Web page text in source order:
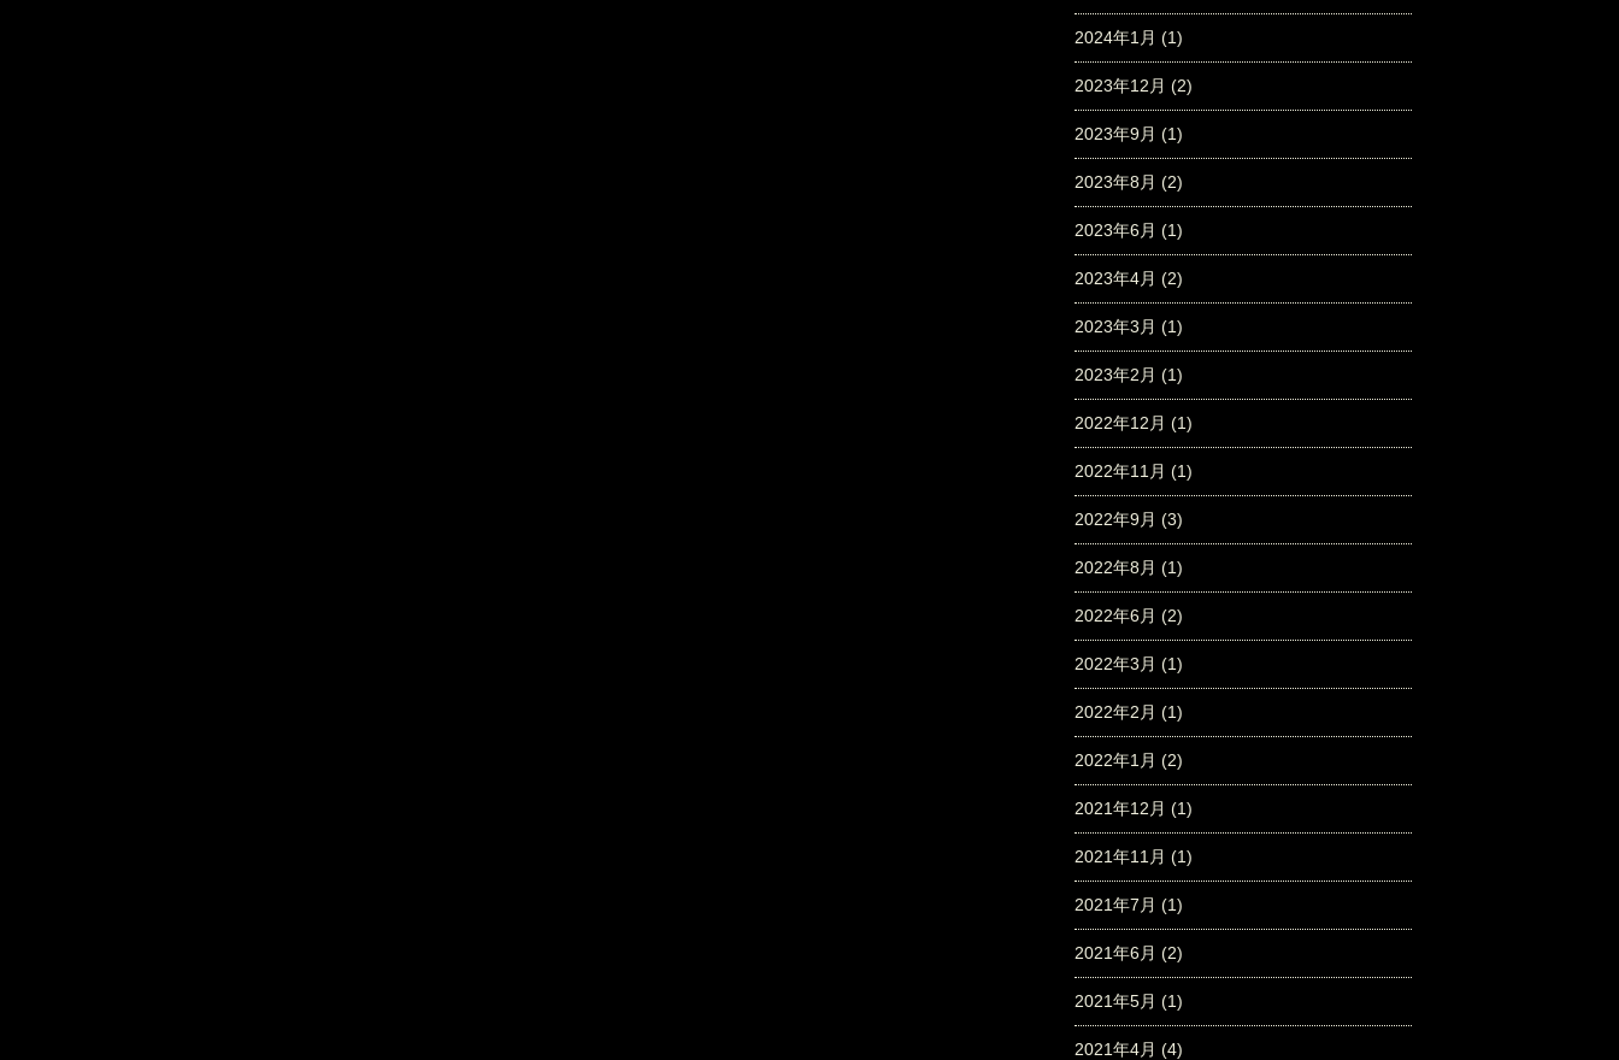
2024年1月 (1)
2023年12月 (2)
2023年9月 (1)
2023年8月 (2)
2023年6月 (1)
2023年4月 (2)
2023年3月 (1)
2023年2月 (1)
2022年12月 (1)
2022年11月 (1)
2022年9月 (3)
2022年8月 (1)
2022年6月 (2)
2022年3月 (1)
2022年2月 (1)
2022年1月 (2)
2021年12月 (1)
2021年11月 (1)
2021年7月 (1)
2021年6月 (2)
2021年5月 (1)
2021年4月 (4)